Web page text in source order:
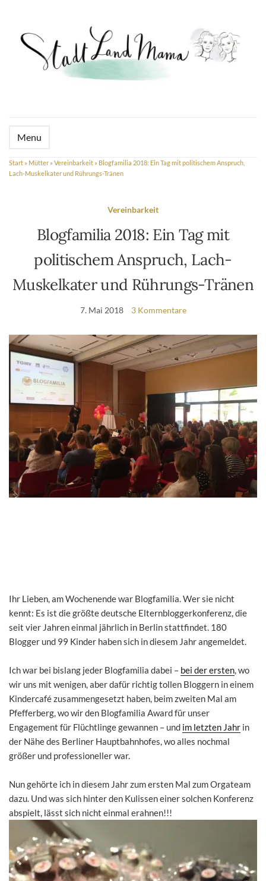
Menu
Start » Mütter » Vereinbarkeit » Blogfamilia 2018: Ein Tag mit politischem Anspruch,
Lach-Muskelkater und Rührungs-Tränen
Vereinbarkeit
Blogfamilia 2018: Ein Tag mit
politischem Anspruch, Lach-
Muskelkater und Rührungs-Tränen
7. Mai 2018 3 Kommentare
Ihr Lieben, am Wochenende war Blogfamilia. Wer sie nicht
kennt: Es ist die größte deutsche Elternbloggerkonferenz, die
seit vier Jahren einmal jährlich in Berlin stattfindet. 180
Blogger und 99 Kinder haben sich in diesem Jahr angemeldet.
Ich war bei bislang jeder Blogfamilia dabei – bei der ersten, wo
wir uns mit wenigen, aber dafür richtig tollen Bloggern in einem
Kindercafé zusammengesetzt haben, beim zweiten Mal am
Pfefferberg, wo wir den Blogfamilia Award für unser
Engagement für Flüchtlinge gewannen – und im letzten Jahr in
der Nähe des Berliner Hauptbahnhofes, wo alles nochmal
größer und professioneller war.
Nun gehörte ich in diesem Jahr zum ersten Mal zum Orgateam
dazu. Und was sich hinter den Kulissen einer solchen Konferenz
abspielt, lässt sich nicht einmal erahnen!!!